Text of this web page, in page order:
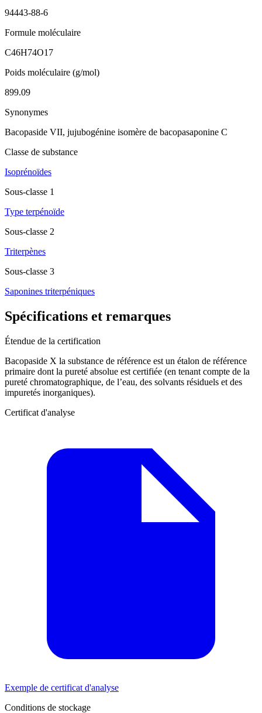
94443-88-6
Formule moléculaire
C46H74O17
Poids moléculaire (g/mol)
899.09
Synonymes
Bacopaside VII, jujubogénine isomère de bacopasaponine C
Classe de substance
Isoprénoïdes
Sous-classe 1
Type terpénoïde
Sous-classe 2
Triterpènes
Sous-classe 3
Saponines triterpéniques
Spécifications et remarques
Étendue de la certification
Bacopaside X la substance de référence est un étalon de référence
primaire dont la pureté absolue est certifiée (en tenant compte de la
pureté chromatographique, de l’eau, des solvants résiduels et des
impuretés inorganiques).
Certificat d'analyse
Exemple de certificat d'analyse
Conditions de stockage